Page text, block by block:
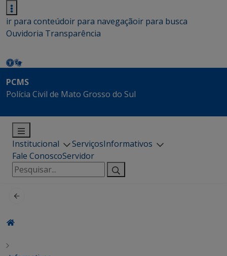
ir para conteúdoir para navegaçãoir para busca
Ouvidoria Transparência
PCMS
Polícia Civil de Mato Grosso do Sul
Institucional ServiçosInformativos
Fale ConoscoServidor
Pesquisar
por: